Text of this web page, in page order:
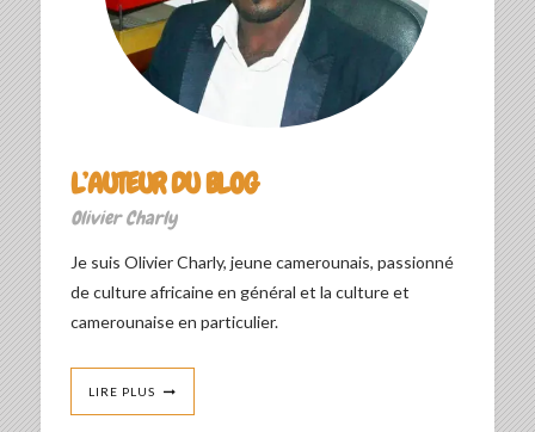
L’AUTEUR DU BLOG
Olivier Charly
Je suis Olivier Charly, jeune camerounais, passionné
de culture africaine en général et la culture et
camerounaise en particulier.
LIRE PLUS